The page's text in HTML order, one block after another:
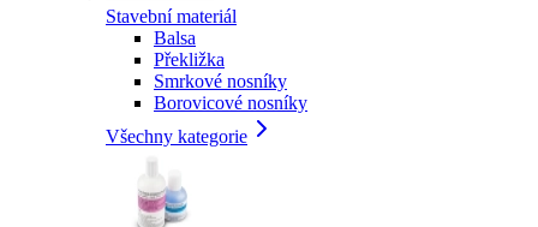
Stavební materiál
Balsa
Překližka
Smrkové nosníky
Borovicové nosníky
Všechny kategorie